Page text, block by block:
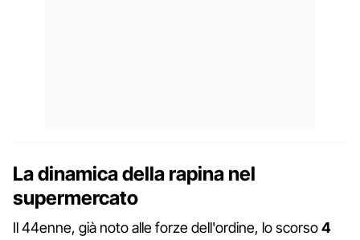
La dinamica della rapina nel
supermercato
Il 44enne, già noto alle forze dell'ordine, lo scorso4